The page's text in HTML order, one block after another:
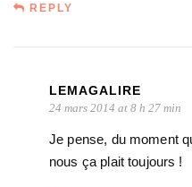
REPLY
LEMAGALIRE
24 mars 2014 at 8 h 27 min
Je pense, du moment
nous ça plait toujours !